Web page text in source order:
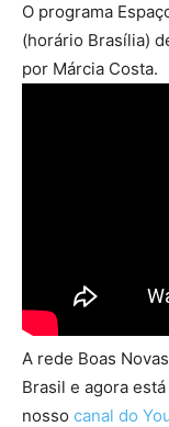
O programa
(horário Brasília)
por Márcia Costa.
A rede Boas
Brasil e agora
nosso canal do